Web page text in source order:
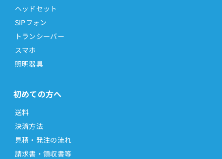
ヘッドセット
SIPフォン
トランシーバー
スマホ
照明器具
初めての方へ
送料
決済方法
見積・発注の流れ
請求書・領収書等